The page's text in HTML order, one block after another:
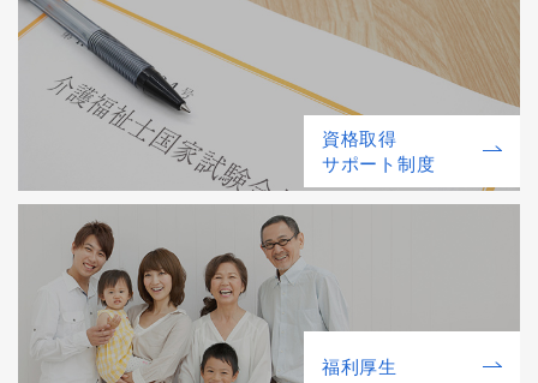
資格取得
サポート制度
福利厚⽣